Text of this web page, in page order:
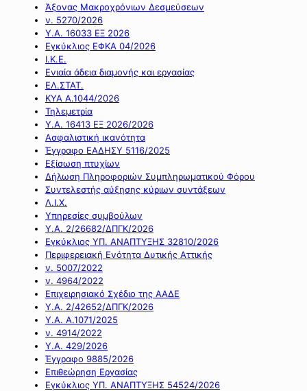
Άξονας Μακροχρόνιων Δεσμεύσεων
ν. 5270/2026
Υ.Α. 16033 ΕΞ 2026
Εγκύκλιος ΕΦΚΑ 04/2026
Ι.Κ.Ε.
Ενιαία άδεια διαμονής και εργασίας
ΕΛ.ΣΤΑΤ.
ΚΥΑ Α.1044/2026
Τηλεμετρία
Υ.Α. 16413 ΕΞ 2026/2026
Ασφαλιστική ικανότητα
Έγγραφο ΕΑΔΗΣΥ 5116/2025
Εξίσωση πτυχίων
Δήλωση Πληροφοριών Συμπληρωματικού Φόρου
Συντελεστής αύξησης κύριων συντάξεων
Λ.Ι.Χ.
Υπηρεσίες συμβούλων
Υ.Α. 2/26682/ΔΠΓΚ/2026
Εγκύκλιος ΥΠ. ΑΝΑΠΤΥΞΗΣ 32810/2026
Περιφερειακή Ενότητα Δυτικής Αττικής
ν. 5007/2022
ν. 4964/2022
Επιχειρησιακό Σχέδιο της ΑΑΔΕ
Υ.Α. 2/42652/ΔΠΓΚ/2026
Υ.Α. Α.1071/2025
ν. 4914/2022
Υ.Α. 429/2026
Έγγραφο 9885/2026
Επιθεώρηση Εργασίας
Εγκύκλιος ΥΠ. ΑΝΑΠΤΥΞΗΣ 54524/2026